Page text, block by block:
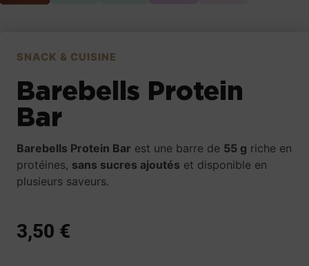
SNACK & CUISINE
Barebells Protein
Bar
Barebells Protein Bar est une barre de 55 g riche en
protéines, sans sucres ajoutés et disponible en
plusieurs saveurs.
3,50 €